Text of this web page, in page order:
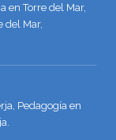
en Torre del Mar,
del Mar,
Pedagogía en